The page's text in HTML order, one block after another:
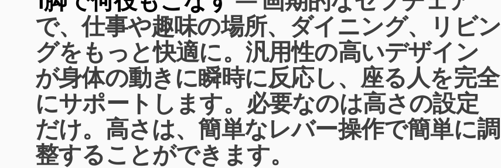
で、仕事や趣味の場所、ダイニング、リビン
グをもっと快適に。汎用性の高いデザイン
が身体の動きに瞬時に反応し、座る人を完全
にサポートします。必要なのは高さの設定
だけ。高さは、簡単なレバー操作で簡単に調
整することができます。